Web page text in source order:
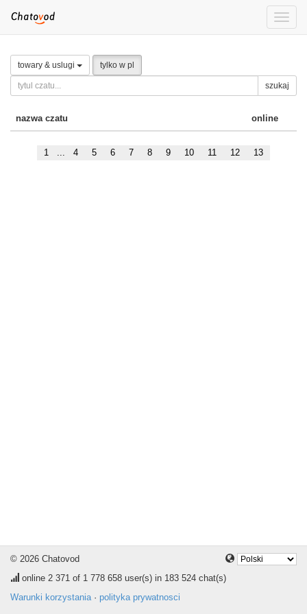
Toggle
towary & uslugi tylko w pl
szukaj
nazwa czatu online
1 ... 4 5 6 7 8 9 10 11 12 13
© 2026 Chatovod
online 2 371 of 1 778 658 user(s) in 183 524 chat(s)
Warunki korzystania· polityka prywatnosci